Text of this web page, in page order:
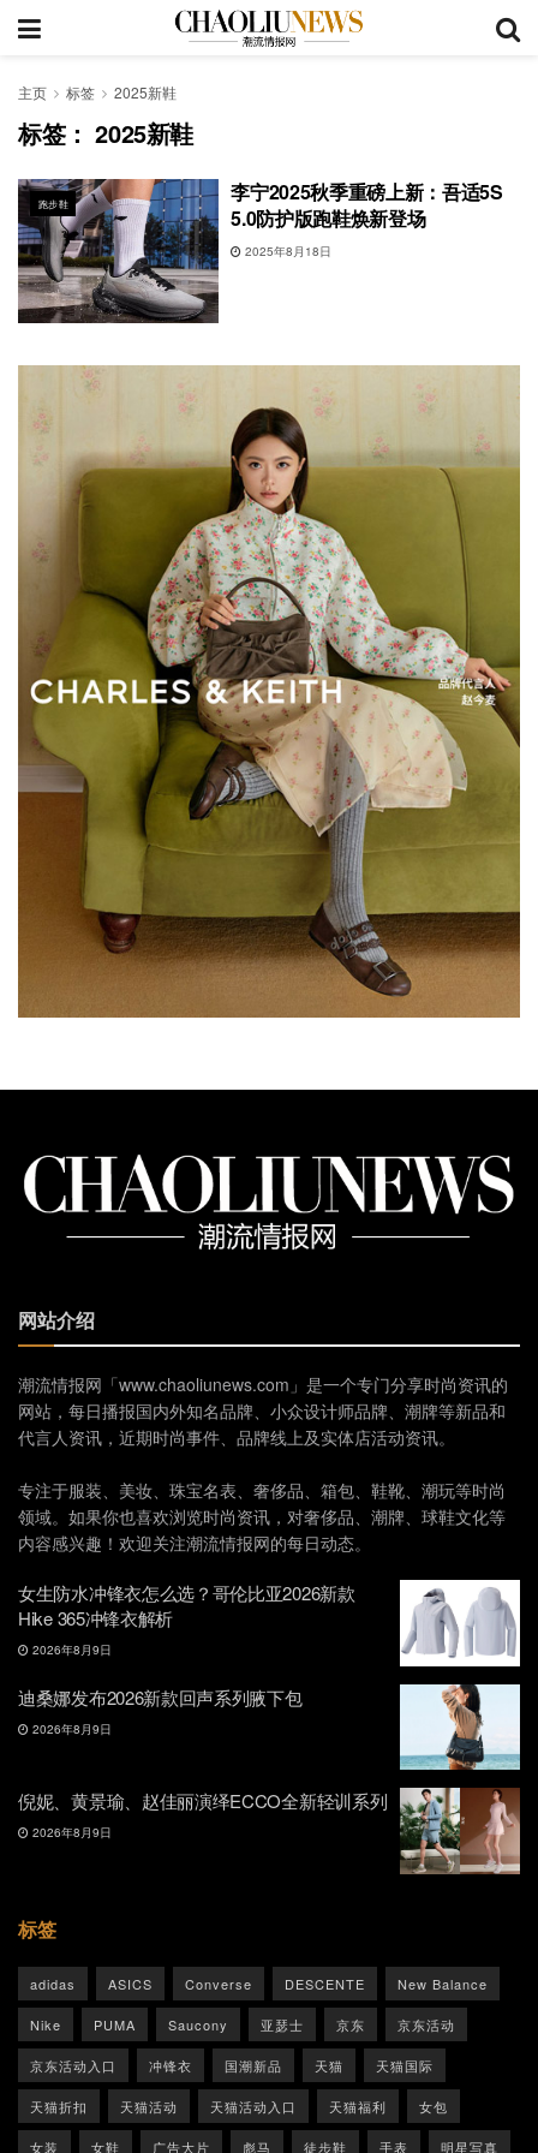
主页 标签 2025新鞋
标签：2025新鞋
跑步鞋
李宁2025秋季重磅上新：吾适5S
5.0防护版跑鞋焕新登场
2025年8月18日
网站介绍
潮流情报网「www.chaoliunews.com」是一个专门分享时尚资讯的
网站，每日播报国内外知名品牌、小众设计师品牌、潮牌等新品和
代言人资讯，近期时尚事件、品牌线上及实体店活动资讯。
专注于服装、美妆、珠宝名表、奢侈品、箱包、鞋靴、潮玩等时尚
领域。如果你也喜欢浏览时尚资讯，对奢侈品、潮牌、球鞋文化等
内容感兴趣！欢迎关注潮流情报网的每日动态。
女生防水冲锋衣怎么选？哥伦比亚2026新款
Hike 365冲锋衣解析
2026年8月9日
迪桑娜发布2026新款回声系列腋下包
2026年8月9日
倪妮、黄景瑜、赵佳丽演绎ECCO全新轻训系列
2026年8月9日
标签
adidas ASICS Converse DESCENTE New Balance
Nike PUMA Saucony 亚瑟士 京东 京东活动
京东活动入口 冲锋衣 国潮新品 天猫 天猫国际
天猫折扣 天猫活动 天猫活动入口 天猫福利 女包
女装 女鞋 广告大片 彪马 徒步鞋 手表 明星写真